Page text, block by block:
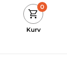
0
Kurv